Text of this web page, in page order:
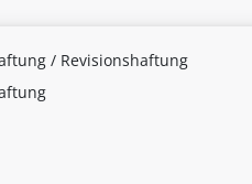
/ Revisionshaftung